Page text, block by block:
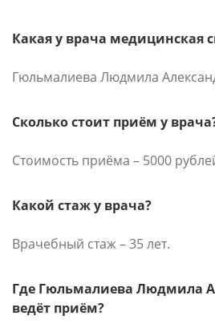
Какая у врача медицинская
Гюльмалиева Людмила
Сколько стоит приём у
Стоимость приёма – 5000
Какой стаж у врача?
Врачебный стаж – 35 лет.
Где Гюльмалиева Людмила
ведёт приём?